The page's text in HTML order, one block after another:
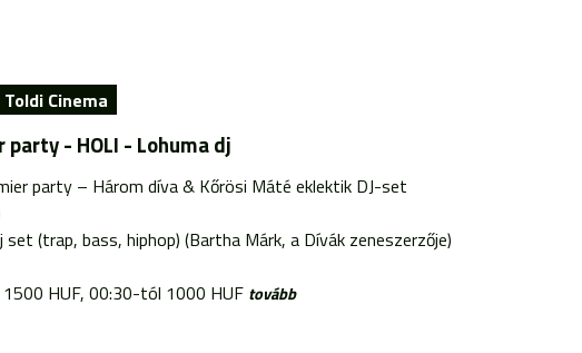
Toldi Cinema
party - HOLI - Lohuma dj
party – Három díva & Kőrösi Máté eklektik DJ-set
(trap, bass, hiphop) (Bartha Márk, a Dívák zeneszerzője)
HUF, 00:30-tól 1000 HUF tovább